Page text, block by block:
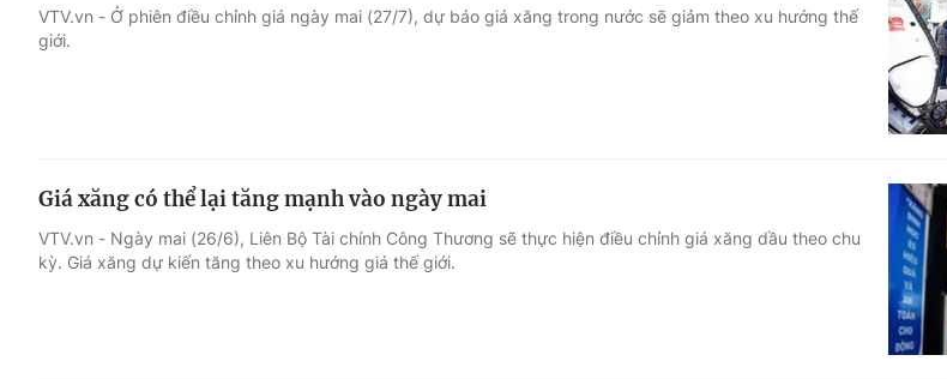
VTV.vn - Ở phiên điều chỉnh giá ngày mai (27/7), dự báo giá xăng trong nước sẽ giảm theo xu hướng thế
giới.
Giá xăng có thể lại tăng mạnh vào ngày mai
VTV.vn - Ngày mai (26/6), Liên Bộ Tài chính Công Thương sẽ thực hiện điều chỉnh giá xăng dầu theo chu
kỳ. Giá xăng dự kiến tăng theo xu hướng giá thế giới.